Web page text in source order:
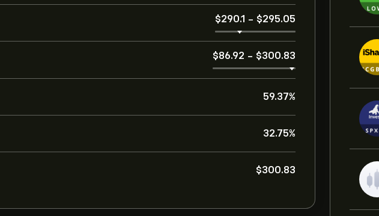
‎$‎290.1 - ‎$‎295.05
‎$‎86.92 - ‎$‎300.83
59.37%
32.75%
‎$‎300.83